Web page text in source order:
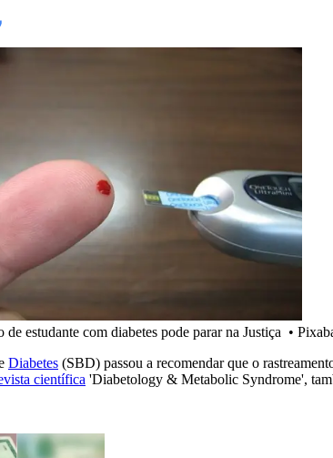
de estudante com diabetes pode parar na Justiça •
Diabetes (SBD) passou a recomendar que o
científica 'Diabetology & Metabolic Syndrome',